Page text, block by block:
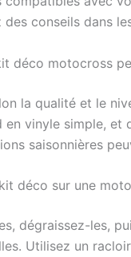
des conseils dans
déco motocross
la qualité et le
vinyle simple, et
saisonnières
déco sur une
dégraissez-les,
Utilisez un